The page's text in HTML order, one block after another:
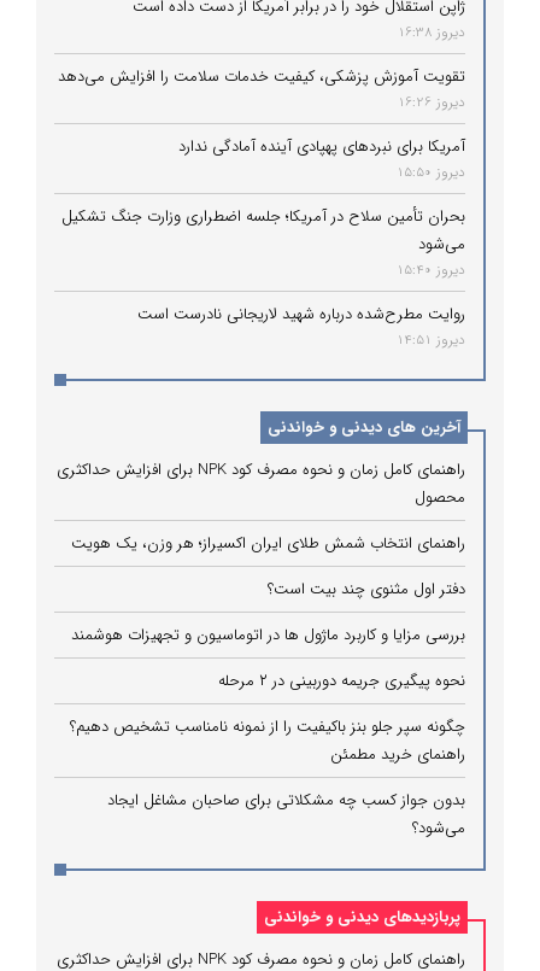
ژاپن استقلال خود را در برابر آمریکا از دست داده است
دیروز 16:38
تقویت آموزش پزشکی، کیفیت خدمات سلامت را افزایش می‌دهد
دیروز 16:26
آمریکا برای نبردهای پهپادی آینده آمادگی ندارد
دیروز 15:50
بحران تأمین سلاح در آمریکا؛ جلسه اضطراری وزارت جنگ تشکیل
می‌شود
دیروز 15:40
روایت مطرح‌شده درباره شهید لاریجانی نادرست است
دیروز 14:51
آخرین های دیدنی و خواندنی
راهنمای کامل زمان و نحوه مصرف کود NPK برای افزایش حداکثری
محصول
راهنمای انتخاب شمش طلای ایران اکسیراز؛ هر وزن، یک هویت
دفتر اول مثنوی چند بیت است؟
بررسی مزایا و کاربرد ماژول ها در اتوماسیون و تجهیزات هوشمند
نحوه پیگیری جریمه دوربینی در ۲ مرحله
چگونه سپر جلو بنز باکیفیت را از نمونه نامناسب تشخیص دهیم؟
راهنمای خرید مطمئن
بدون جواز کسب چه مشکلاتی برای صاحبان مشاغل ایجاد
می‌شود؟
پربازدیدهای دیدنی و خواندنی
راهنمای کامل زمان و نحوه مصرف کود NPK برای افزایش حداکثری